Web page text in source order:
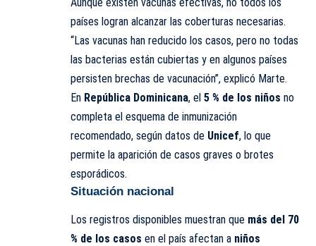
países logran alcanzar las coberturas necesarias.
“Las vacunas han reducido los casos, pero no todas
las bacterias están cubiertas y en algunos países
persisten brechas de vacunación”, explicó Marte.
En República Dominicana, el 5 % de los niños no
completa el esquema de inmunización
recomendado, según datos de Unicef, lo que
permite la aparición de casos graves o brotes
esporádicos.
Situación nacional
Los registros disponibles muestran que más del 70
% de los casos en el país afectan a niños